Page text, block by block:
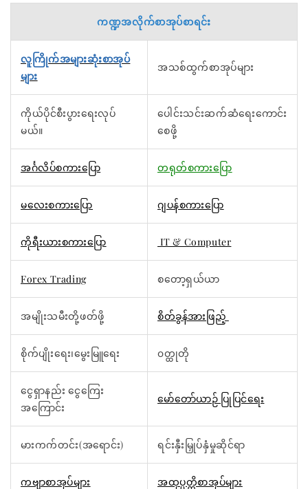
ကဏ္ဍအလိုက်စာအုပ်စာရင်း
လူကြိုက်အများဆုံးစာအုပ်
များ
အသစ်ထွက်စာအုပ်များ
ကိုယ်ပိုင်စီးပွားရေးလုပ်
မယ်။
ပေါင်းသင်းဆက်ဆံရေးကောင်း
စေဖို့
အင်္ဂလိပ်စကားပြော တရုတ်စကားပြော
မလေးစကားပြော ဂျပန်စကားပြော
ကိုရီးယားစကားပြော IT & Computer
Forex Trading စတော့ရှယ်ယာ
အမျိုးသမီးတို့ဖတ်ဖို့ စိတ်ခွန်အားဖြည့်
စိုက်ပျိုးရေး၊မွေးမြူရေး ၀တ္ထုတို
ငွေရှာနည်း ငွေကြေး
အကြောင်း
မော်တော်ယာဉ် ပြုပြင်ရေး
မားကက်တင်း(အရောင်း) ရင်းနှီးမြှုပ်နှံမှုဆိုင်ရာ
ကဗျာစာအုပ်များ အထုပ္ပတ္တိစာအုပ်များ